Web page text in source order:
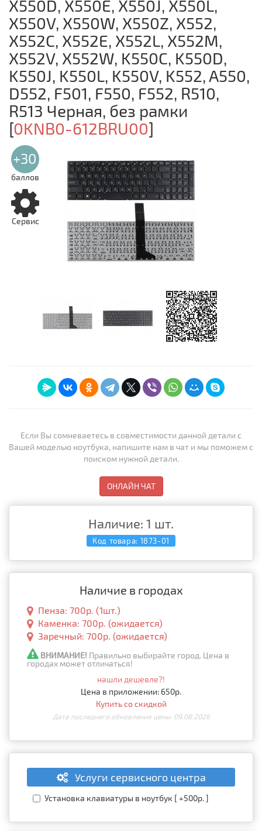
X550D, X550E, X550J, X550L,
X550V, X550W, X550Z, X552,
X552C, X552E, X552L, X552M,
X552V, X552W, K550C, K550D,
K550J, K550L, K550V, K552, A550,
D552, F501, F550, F552, R510,
R513 Черная, без рамки
[0KNB0-612BRU00]
+30
баллов
Сервис
Если Вы сомневаетесь в совместимости данной детали с
Вашей моделью ноутбука, напишите нам в чат и мы поможем с
поиском нужной детали.
ОНЛАЙН ЧАТ
Наличие: 1 шт.
Код товара: 1873-01
Наличие в городах
Пенза: 700р. (1шт.)
Каменка: 700р. (ожидается)
Заречный: 700р. (ожидается)
ВНИМАНИЕ! Правильно выбирайте город. Цена в
городах может отличаться!
нашли дешевле?!
Цена в приложении: 650р.
Купить со скидкой
Дата последнего обновления цены: 09.08.2026
Услуги сервисного центра
Установка клавиатуры в ноутбук [ +500р. ]